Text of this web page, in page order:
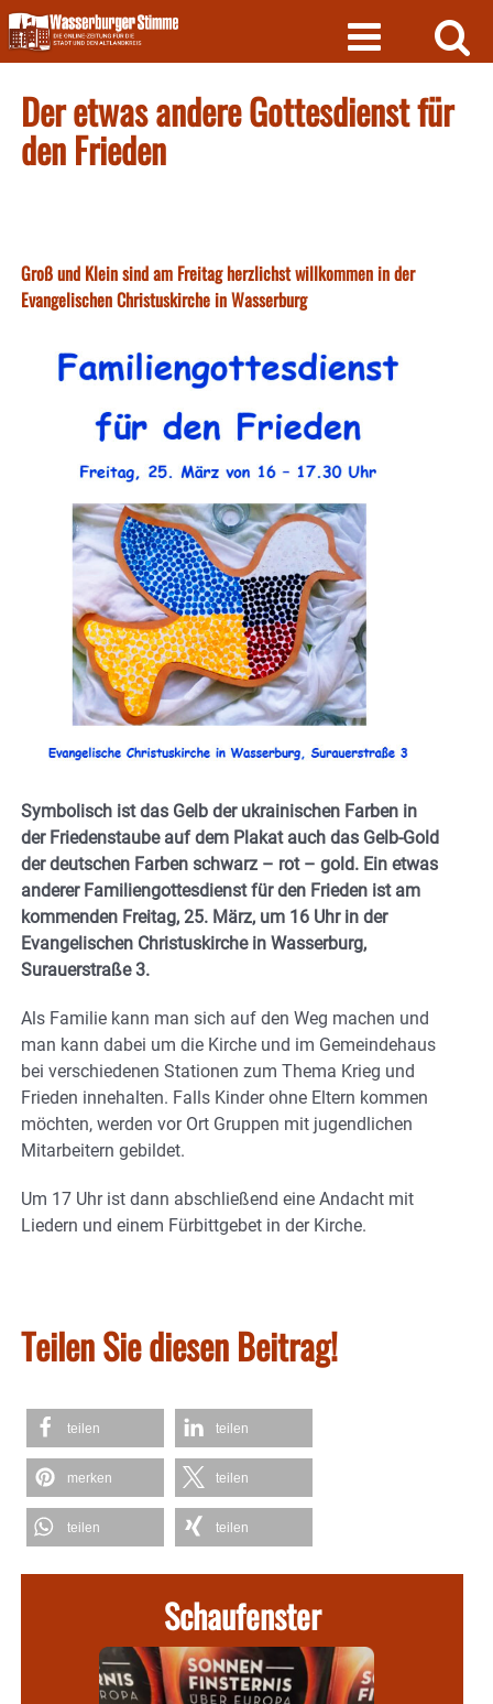
Skip
to
content
Der etwas andere Gottesdienst für
den Frieden
Groß und Klein sind am Freitag herzlichst willkommen in der
Evangelischen Christuskirche in Wasserburg
Symbolisch ist das Gelb der ukrainischen Farben in
der Friedenstaube auf dem Plakat auch das Gelb-Gold
der deutschen Farben schwarz – rot – gold. Ein etwas
anderer Familiengottesdienst für den Frieden ist am
kommenden Freitag, 25. März, um 16 Uhr in der
Evangelischen Christuskirche in Wasserburg,
Surauerstraße 3.
Als Familie kann man sich auf den Weg machen und
man kann dabei um die Kirche und im Gemeindehaus
bei verschiedenen Stationen zum Thema Krieg und
Frieden innehalten. Falls Kinder ohne Eltern kommen
möchten, werden vor Ort Gruppen mit jugendlichen
Mitarbeitern gebildet.
Um 17 Uhr ist dann abschließend eine Andacht mit
Liedern und einem Fürbittgebet in der Kirche.
Teilen Sie diesen Beitrag!
teilen teilen
merken teilen
teilen teilen
Schaufenster